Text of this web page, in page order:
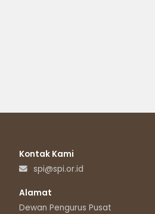
Kontak Kami
spi@spi.or.id
Alamat
Dewan Pengurus Pusat